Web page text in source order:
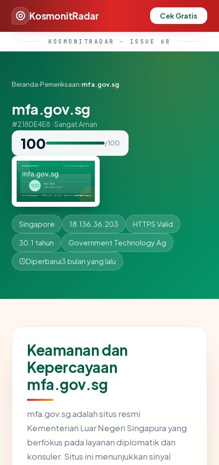
KosmonitRadar Cek Gratis
KOSMONITRADAR · ISSUE 68
Beranda›Pemeriksaan›mfa.gov.sg
mfa.gov.sg
#218DE4E8 · Sangat Aman
100 / 100
Singapore 18.136.36.203 HTTPS Valid
30.1 tahun Government Technology Ag
Diperbarui3 bulan yang lalu
Keamanan dan
Kepercayaan
mfa.gov.sg
mfa.gov.sg adalah situs resmi
Kementerian Luar Negeri Singapura yang
berfokus pada layanan diplomatik dan
konsuler. Situs ini menunjukkan sinyal